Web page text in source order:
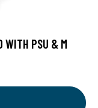
WITH PSU & M